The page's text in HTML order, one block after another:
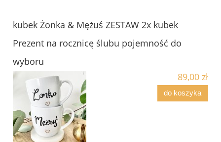
kubek Żonka & Mężuś ZESTAW 2x kubek
Prezent na rocznicę ślubu pojemność do
wyboru
89,00 zł
do koszyka